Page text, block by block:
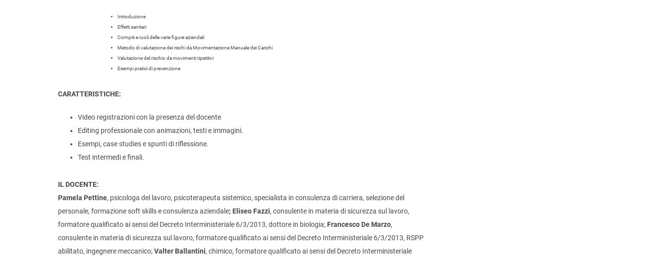
Introduzione
Effetti sanitari
Compiti e ruoli delle varie figure aziendali
Metodo di valutazione dei rischi da Movimentazione Manuale dei Carichi
Valutazione del rischio da movimenti ripetitivi
Esempi pratici di prevenzione
CARATTERISTICHE:
Video registrazioni con la presenza del docente
Editing professionale con animazioni, testi e immagini.
Esempi, case studies e spunti di riflessione.
Test intermedi e finali.
IL DOCENTE:
Pamela Pettine, psicologa del lavoro, psicoterapeuta sistemico, specialista in consulenza di carriera, selezione del
personale, formazione soft skills e consulenza aziendale; Eliseo Fazzi, consulente in materia di sicurezza sul lavoro,
formatore qualificato ai sensi del Decreto Interministeriale 6/3/2013, dottore in biologia; Francesco De Marzo,
consulente in materia di sicurezza sul lavoro, formatore qualificato ai sensi del Decreto Interministeriale 6/3/2013, RSPP
abilitato, ingegnere meccanico;Valter Ballantini, chimico, formatore qualificato ai sensi del Decreto Interministeriale